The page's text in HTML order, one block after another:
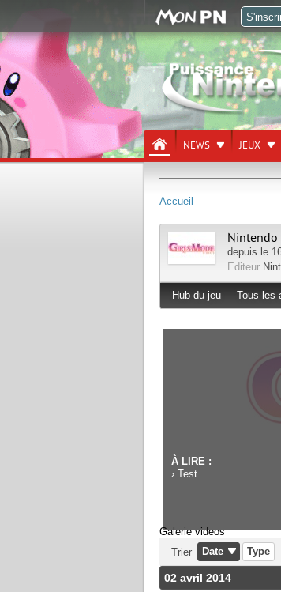
NEWS JEUX
Accueil
Nintendo
depuis le
Editeur
Hub du jeu Tous les
À LIRE :
› Test
Galerie videos
Trier
Date Type
02 avril 2014